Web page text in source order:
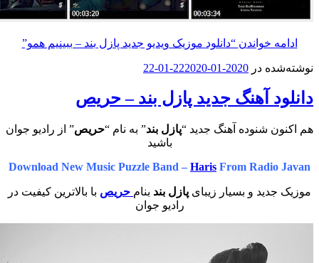
“دانلود موزیک ویدیو جدید پازل بند – ببینیم همو”
2020-01-22
2020-01-22
جدید پازل بند – حریص
آهنگ جدید “ پازل بند” به نام “ حریص ” از رادیو جوان
Download New Music Puzzle Band –HarisFrom
و بسیار زیبایپازل بندبنامحریصبا بالاترین کیفیت در